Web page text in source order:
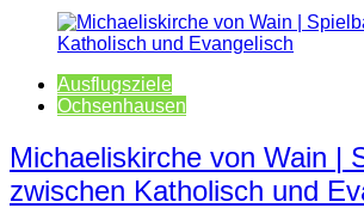
Ausflugsziele
Ochsenhausen
Michaeliskirche von Wain |
zwischen Katholisch und